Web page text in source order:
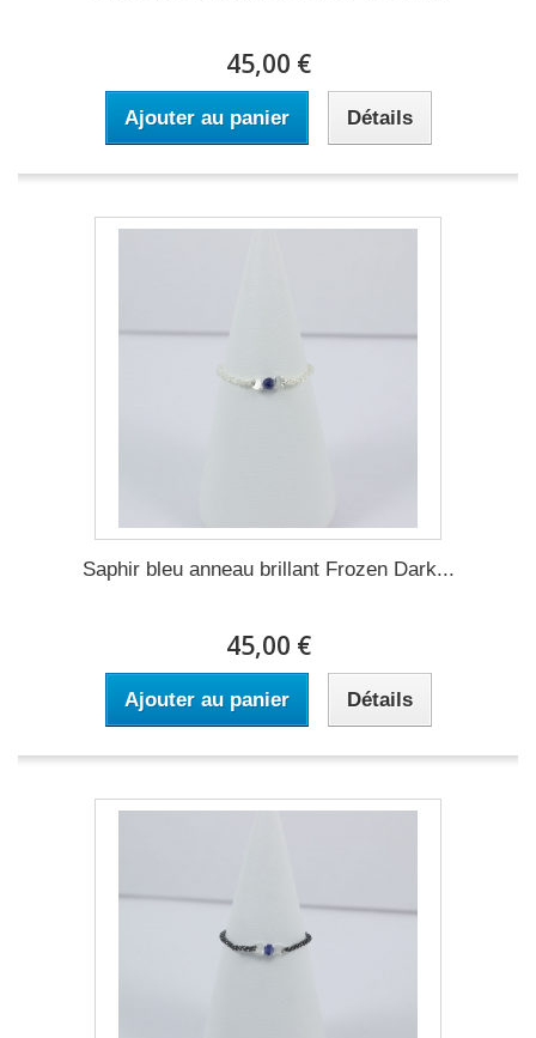
45,00 €
Ajouter au panier Détails
Saphir bleu anneau brillant Frozen Dark...
45,00 €
Ajouter au panier Détails